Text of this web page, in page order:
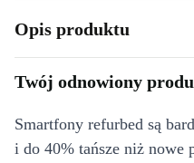
Opis produktu
Twój odnowiony
Smartfony refurbed są
i do 40% tańsze niż nowe